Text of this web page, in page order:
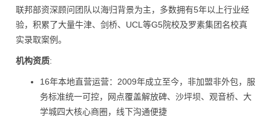
联邦部资深顾问团队以海归背景为主，多数拥有5年以上行业经
验，积累了大量牛津、剑桥、UCL等G5院校及罗素集团名校真
实录取案例。
机构资质:
16年本地直营运营：2009年成立至今，非加盟非外包，服
务标准统一可控，网点覆盖解放碑、沙坪坝、观音桥、大
学城四大核心商圈，线下沟通便捷